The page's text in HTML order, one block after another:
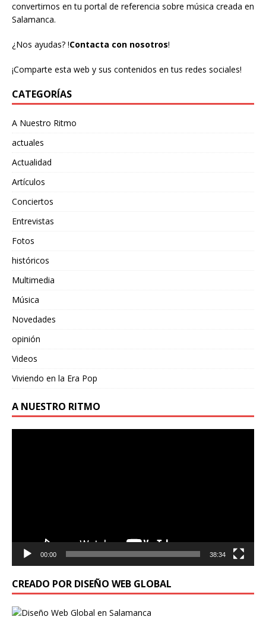
convertirnos en tu portal de referencia sobre música creada en
Salamanca.
¿Nos ayudas? !Contacta con nosotros!
¡Comparte esta web y sus contenidos en tus redes sociales!
CATEGORÍAS
A Nuestro Ritmo
actuales
Actualidad
Artículos
Conciertos
Entrevistas
Fotos
históricos
Multimedia
Música
Novedades
opinión
Videos
Viviendo en la Era Pop
A NUESTRO RITMO
00:00 38:34
CREADO POR DISEÑO WEB GLOBAL